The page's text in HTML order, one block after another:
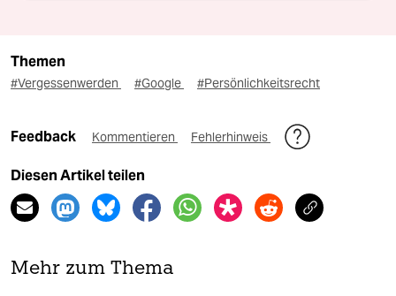
Themen
#Vergessenwerden #Google #Persönlichkeitsrecht
Feedback Kommentieren Fehlerhinweis
Diesen Artikel teilen
Mehr zum Thema